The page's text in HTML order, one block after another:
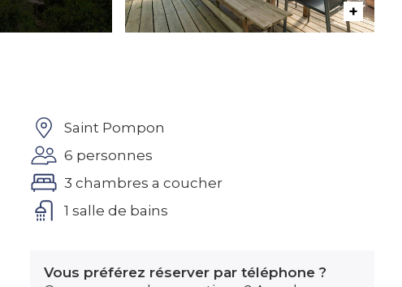
Saint Pompon
6 personnes
3 chambres a coucher
1 salle de bains
Vous préférez réserver par téléphone ?